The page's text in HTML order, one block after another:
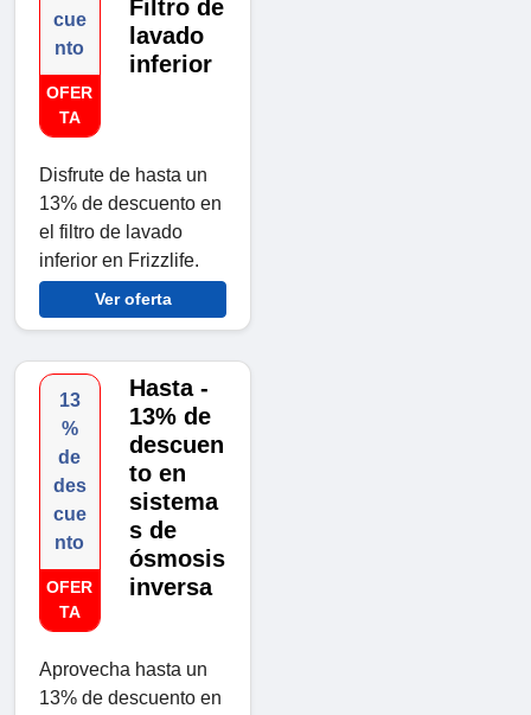
cue
nto
OFER
TA
Filtro de
lavado
inferior
Disfrute de hasta un
13% de descuento en
el filtro de lavado
inferior en Frizzlife.
Ver oferta
13
%
de
des
cue
nto
OFER
TA
Hasta -
13% de
descuen
to en
sistema
s de
ósmosis
inversa
Aprovecha hasta un
13% de descuento en